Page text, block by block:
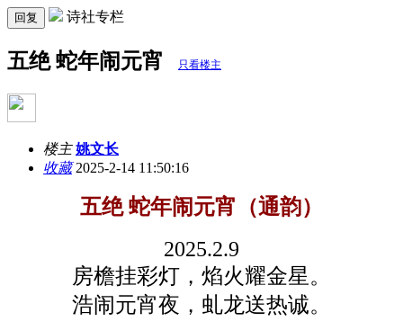
回复 诗社专栏
五绝 蛇年闹元宵 只看楼主
楼主 姚文长
收藏2025-2-14 11:50:16
五绝 蛇年闹元宵（通韵）
2025.2.9
房檐挂彩灯，焰火耀金星。
浩闹元宵夜，虬龙送热诚。